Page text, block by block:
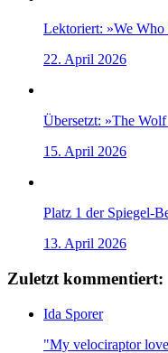
Lektoriert: »We
22. April 2026
Übersetzt: »The
15. April 2026
Platz 1 der Spiegel-
13. April 2026
Zuletzt kommentiert:
Ida Sporer
"My velociraptor